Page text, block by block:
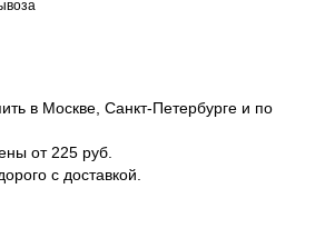
в Москве, Санкт-Петербурге и по
от 225 руб.
с доставкой.